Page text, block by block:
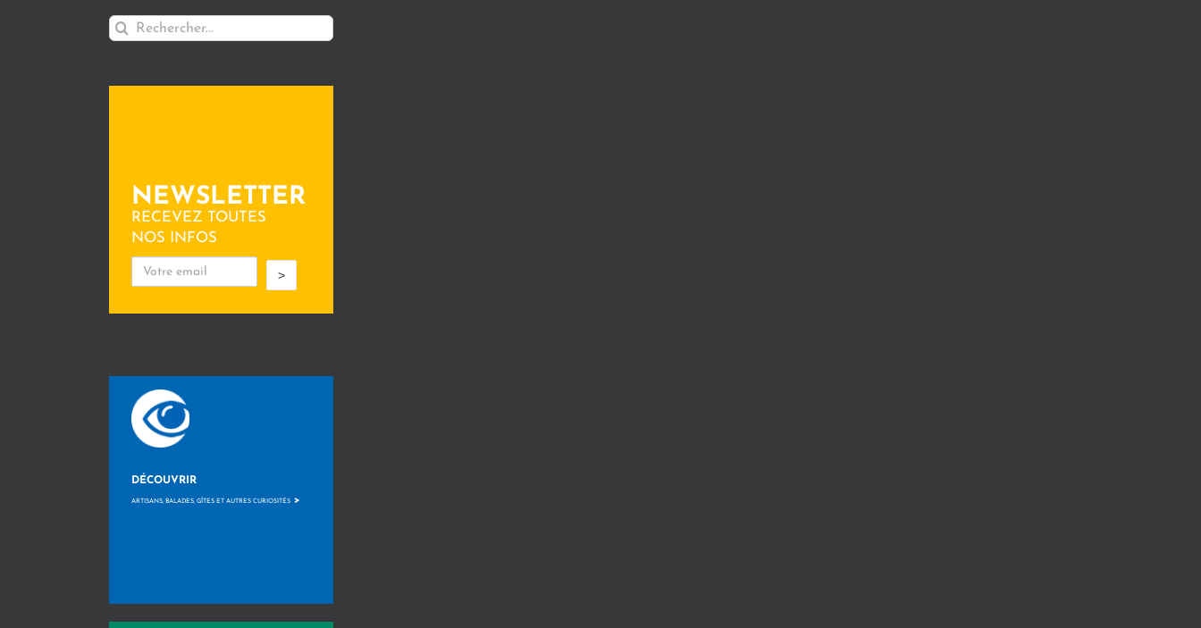
Rechercher:
NEWSLETTER
RECEVEZ TOUTES
NOS INFOS
>
DÉCOUVRIR
ARTISANS, BALADES, GÎTES ET AUTRES CURIOSITÉS >